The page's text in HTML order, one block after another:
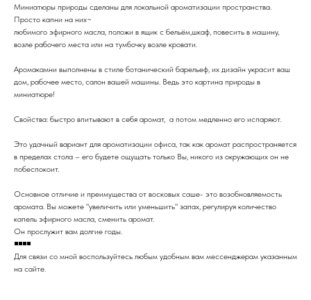
Миниатюры природы сделаны для локальной ароматизации пространства.
Просто капни на них~
любимого эфирного масла, положи в ящик с бельём,шкаф, повесить в машину,
возле рабочего места или на тумбочку возле кровати.
Аромакамни выполнены в стиле ботанический барельеф, их дизайн украсит ваш
дом, рабочее место, салон вашей машины. Ведь это картина природы в
миниатюре!
Свойства: быстро впитывают в себя аромат, а потом медленно его испаряют.
Это удачный вариант для ароматизации офиса, так как аромат распространяется
в пределах стола – его будете ощущать только Вы, никого из окружающих он не
побеспокоит.
Основное отличие и преимущества от восковых саше- это возобновляемость
аромата. Вы можете "увеличить или уменьшить" запах, регулируя количество
капель эфирного масла, сменить аромат.
Он прослужит вам долгие годы.
◾◾◾◾
Для связи со мной воспользуйтесь любым удобным вам мессенджерам указанным
на сайте.